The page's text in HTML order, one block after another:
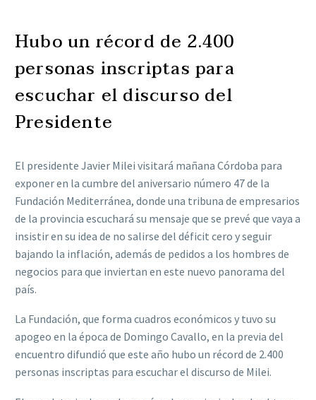
Hubo un récord de 2.400
personas inscriptas para
escuchar el discurso del
Presidente
El presidente Javier Milei visitará mañana Córdoba para
exponer en la cumbre del aniversario número 47 de la
Fundación Mediterránea, donde una tribuna de empresarios
de la provincia escuchará su mensaje que se prevé que vaya a
insistir en su idea de no salirse del déficit cero y seguir
bajando la inflación, además de pedidos a los hombres de
negocios para que inviertan en este nuevo panorama del
país.
La Fundación, que forma cuadros económicos y tuvo su
apogeo en la época de Domingo Cavallo, en la previa del
encuentro difundió que este año hubo un récord de 2.400
personas inscriptas para escuchar el discurso de Milei.